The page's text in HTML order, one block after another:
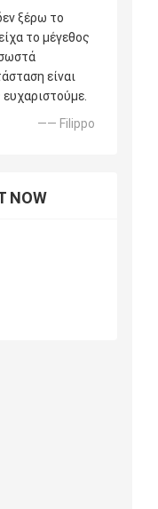
ξέρω το
το μέγεθος
είναι
—— Filippo
NOW